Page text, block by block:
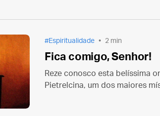
Espiritualidade 2 min
Fica comigo, Senhor!
Reze conosco esta belíssima
Pietrelcina, um dos maiores